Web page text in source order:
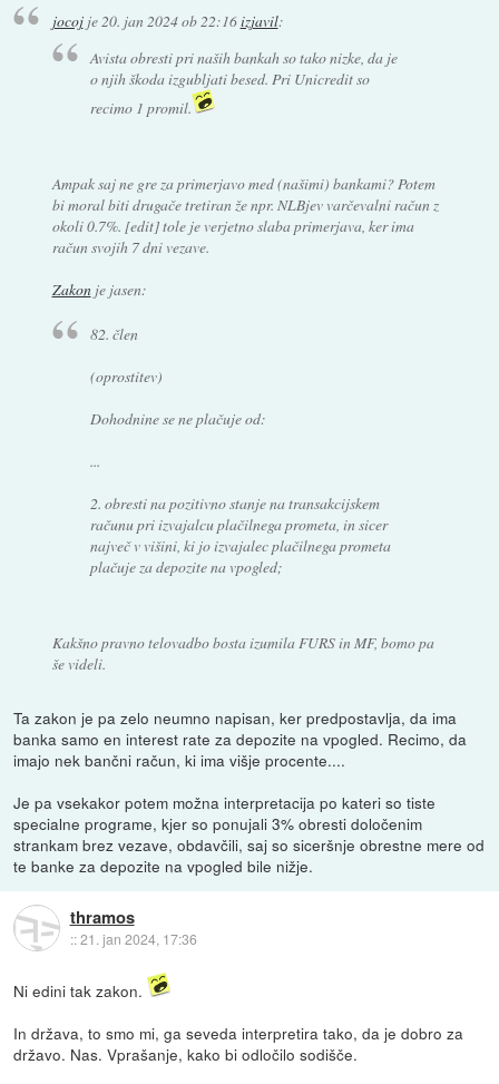
jocojje20. jan 2024 ob 22:16izjavil:
Avista obresti pri naših bankah so tako nizke, da je
o njih škoda izgubljati besed. Pri Unicredit so
recimo 1 promil.
Ampak saj ne gre za primerjavo med (našimi) bankami? Potem
bi moral biti drugače tretiran že npr. NLBjev varčevalni račun z
okoli 0.7%. [edit] tole je verjetno slaba primerjava, ker ima
račun svojih 7 dni vezave.
Zakonje jasen:
82. člen
(oprostitev)
Dohodnine se ne plačuje od:
...
2. obresti na pozitivno stanje na transakcijskem
računu pri izvajalcu plačilnega prometa, in sicer
največ v višini, ki jo izvajalec plačilnega prometa
plačuje za depozite na vpogled;
Kakšno pravno telovadbo bosta izumila FURS in MF, bomo pa
še videli.
Ta zakon je pa zelo neumno napisan, ker predpostavlja, da ima
banka samo en interest rate za depozite na vpogled. Recimo, da
imajo nek bančni račun, ki ima višje procente....
Je pa vsekakor potem možna interpretacija po kateri so tiste
specialne programe, kjer so ponujali 3% obresti določenim
strankam brez vezave, obdavčili, saj so siceršnje obrestne mere od
te banke za depozite na vpogled bile nižje.
thramos
::21. jan 2024, 17:36
Ni edini tak zakon.
In država, to smo mi, ga seveda interpretira tako, da je dobro za
državo. Nas. Vprašanje, kako bi odločilo sodišče.